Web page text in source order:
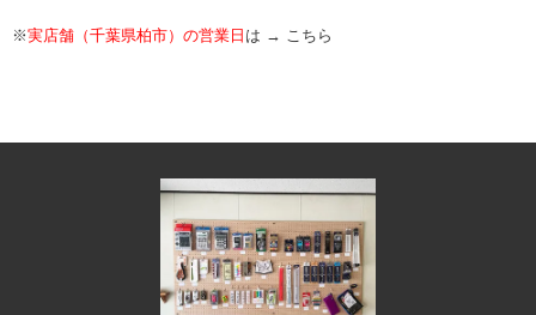
※実店舗（千葉県柏市）の営業日 は → こちら